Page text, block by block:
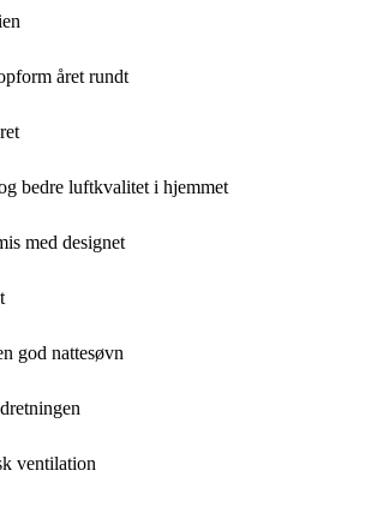
året rundt
bedre luftkvalitet i hjemmet
med designet
god nattesøvn
ventilation